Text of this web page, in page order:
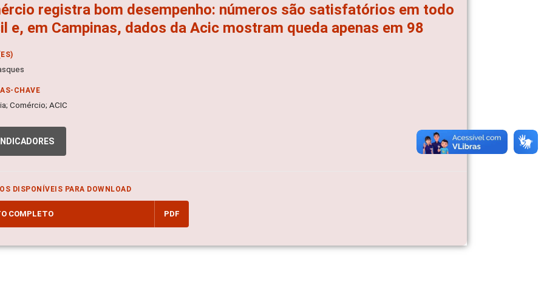
registra bom desempenho: números são satisfatórios em todo
e, em Campinas, dados da Acic mostram queda apenas em 98
CHAVE
Comércio; ACIC
INDICADORES
DISPONÍVEIS PARA DOWNLOAD
COMPLETO PDF